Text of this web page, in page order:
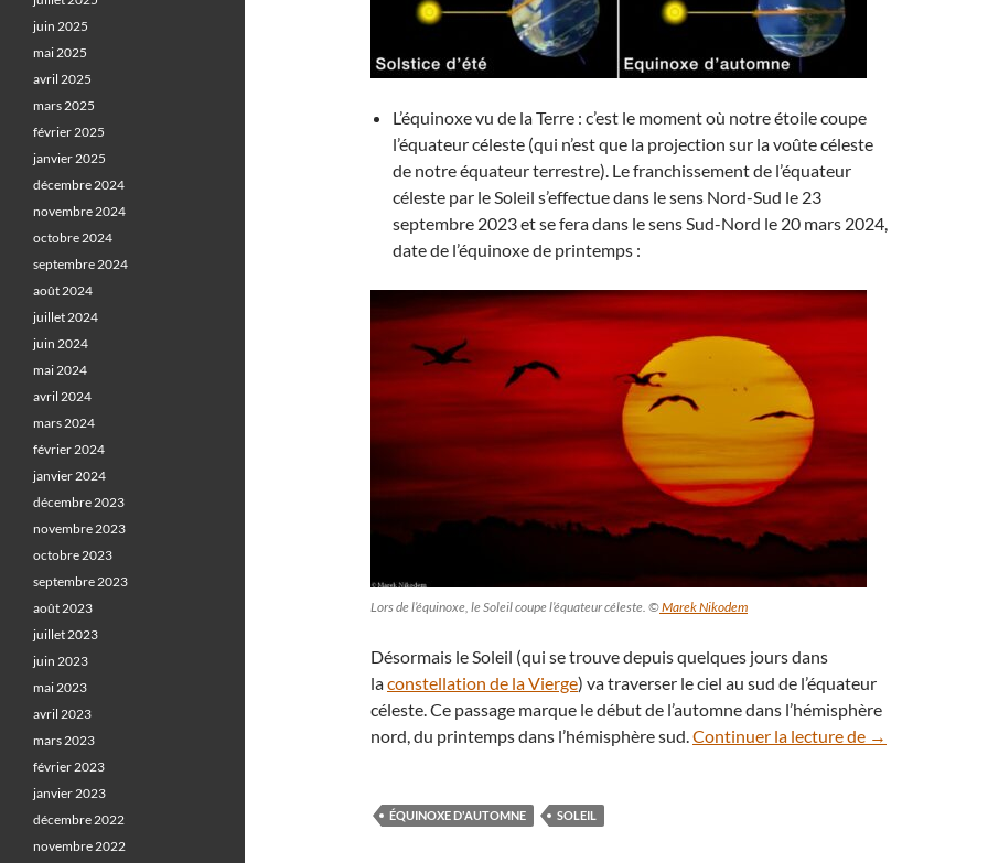
L’équinoxe vu de la Terre : c’est le moment où notre étoile coupe
l’équateur céleste (qui n’est que la projection sur la voûte céleste
de notre équateur terrestre). Le franchissement de l’équateur
céleste par le Soleil s’effectue dans le sens Nord-Sud le 23
septembre 2023 et se fera dans le sens Sud-Nord le 20 mars 2024,
date de l’équinoxe de printemps :
Lors de l’équinoxe, le Soleil coupe l’équateur céleste. ©Marek Nikodem
Désormais le Soleil (qui se trouve depuis quelques jours dans
laconstellation de la Vierge) va traverser le ciel au sud de l’équateur
céleste. Ce passage marque le début de l’automne dans l’hémisphère
nord, du printemps dans l’hémisphère sud.Continuer la lecture de Samedi 23
→
ÉQUINOXE D'AUTOMNE SOLEIL
juin 2025
mai 2025
avril 2025
mars 2025
février 2025
janvier 2025
décembre 2024
novembre 2024
octobre 2024
septembre 2024
août 2024
juillet 2024
juin 2024
mai 2024
avril 2024
mars 2024
février 2024
janvier 2024
décembre 2023
novembre 2023
octobre 2023
septembre 2023
août 2023
juillet 2023
juin 2023
mai 2023
avril 2023
mars 2023
février 2023
janvier 2023
décembre 2022
novembre 2022